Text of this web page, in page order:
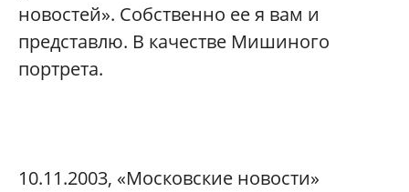
новостей». Собственно ее я вам и
представлю. В качестве Мишиного
портрета.
10.11.2003, «Московские новости»‎